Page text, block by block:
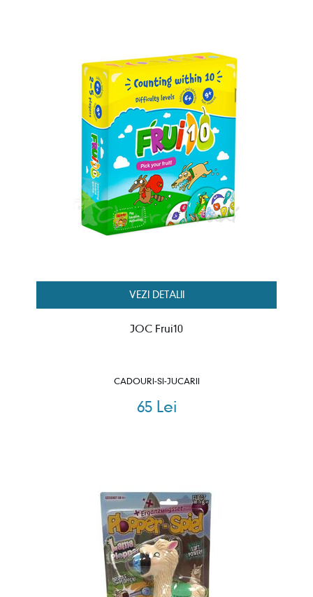
VEZI DETALII
JOC Frui10
CADOURI-SI-JUCARII
65 Lei